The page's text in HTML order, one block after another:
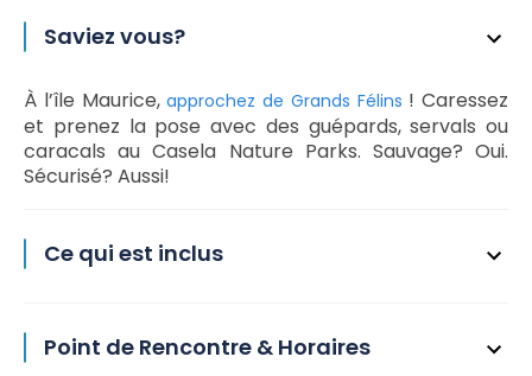
Saviez vous?
À l’île Maurice,approchez de Grands Félins ! Caressez
et prenez la pose avec des guépards, servals ou
caracals au Casela Nature Parks. Sauvage? Oui.
Sécurisé? Aussi!
Ce qui est inclus
Point de Rencontre & Horaires